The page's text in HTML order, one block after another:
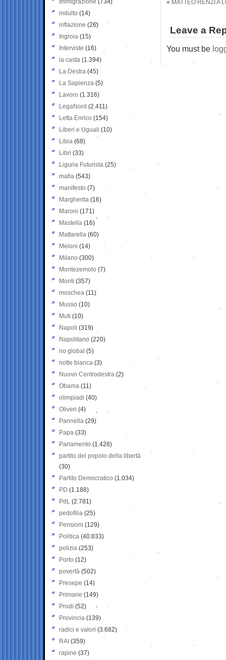
« MATTEO RENZI A
Leave a
You must be
Immigrazione (734)
indulto (14)
inflazione (26)
Ingroia (15)
Interviste (16)
la casta (1.394)
La Destra (45)
La Sapienza (5)
Lavoro (1.316)
LegaNord (2.411)
Letta Enrico (154)
Liberi e Uguali (10)
Libia (68)
Libri (33)
Liguria Futurista (25)
mafia (543)
manifesto (7)
Margherita (16)
Maroni (171)
Mastella (16)
Mattarella (60)
Meloni (14)
Milano (300)
Montezemolo (7)
Monti (357)
moschea (11)
Musso (10)
Muti (10)
Napoli (319)
Napolitano (220)
no global (5)
notte bianca (3)
Nuovo Centrodestra (2)
Obama (11)
olimpiadi (40)
Oliveri (4)
Pannella (29)
Papa (33)
Parlamento (1.428)
partito del popolo della libertà
(30)
Partito Democratico (1.034)
PD (1.188)
PdL (2.781)
pedofilia (25)
Pensioni (129)
Politica (40.833)
polizia (253)
Porto (12)
povertà (502)
Presepe (14)
Primarie (149)
Prodi (52)
Provincia (139)
radici e valori (3.682)
RAI (359)
rapine (37)